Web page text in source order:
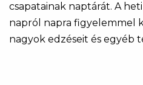
csapatainak naptárát. A
napról napra figyelemmel
nagyok edzéseit és egyéb